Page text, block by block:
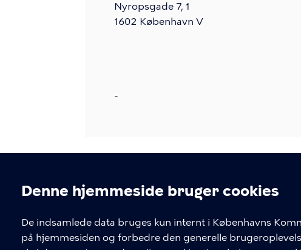
Denne hjemmeside bruger cookies
De indsamlede data bruges kun internt i Københavns
på hjemmesiden og forbedre den generelle
Nyropsgade 7, 1
1602 København V
-